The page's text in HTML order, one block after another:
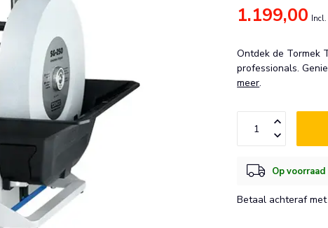
1.199,00
Ontdek de Tormek
professionals.
meer.
Op
Betaal achteraf